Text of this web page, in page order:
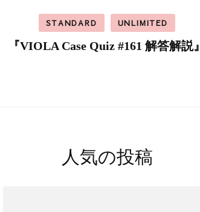
STANDARD UNLIMITED
『VIOLA Case Quiz #161 解答解説』
人気の投稿